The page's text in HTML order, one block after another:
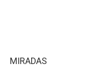
MIRADAS